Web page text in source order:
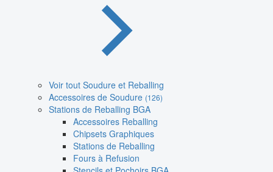
Voir tout Soudure et Reballing
Accessoires de Soudure (126)
Stations de Reballing BGA
Accessoires Reballing
Chipsets Graphiques
Stations de Reballing
Fours à Refusion